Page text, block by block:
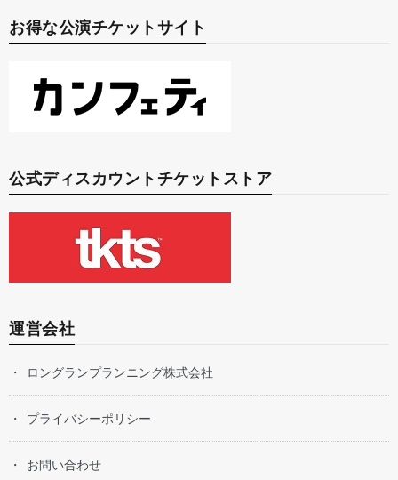
お得な公演チケットサイト
公式ディスカウントチケットストア
運営会社
ロングランプランニング株式会社
プライバシーポリシー
お問い合わせ